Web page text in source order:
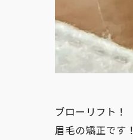
ブローリフト！
眉毛の矯正です！